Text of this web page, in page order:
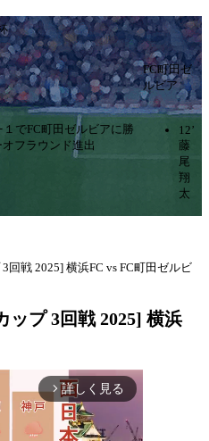
でFC町田ゼルビアに勝
フラウンド進出
FC町田ゼ
ルビア
12’
藤
尾
翔
太
回戦 2025] 横浜FC vs FC町田ゼルビ
ップ 3回戦 2025] 横浜
arrow_forward_ios 詳しく見る